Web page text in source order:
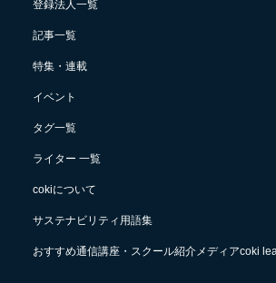
登録法人一覧
記事一覧
特集・連載
イベント
タグ一覧
ライター 一覧
cokiについて
サステナビリティ用語集
おすすめ通信講座・スクール紹介メディアcoki